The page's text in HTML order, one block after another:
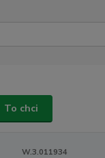
To chci
W.3.011934